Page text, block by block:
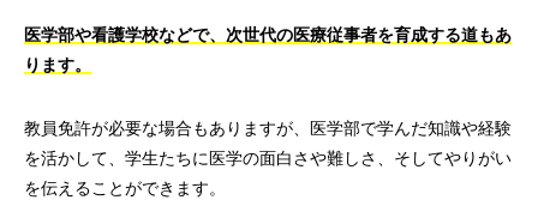
医学部や看護学校などで、次世代の医療従事者を育成する道もあ
ります。
教員免許が必要な場合もありますが、医学部で学んだ知識や経験
を活かして、学生たちに医学の面白さや難しさ、そしてやりがい
を伝えることができます。